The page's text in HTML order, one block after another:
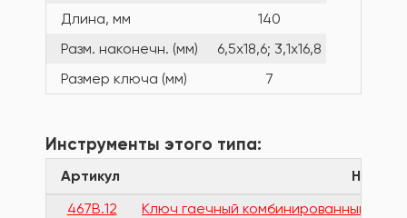
Длина, мм
140
Разм. наконечн. (мм)
6,5х18,6; 3,1х16,8
Размер ключа (мм)
7
Инструменты этого типа:
Артикул
467B.12
Ключ гаечный комбинированный с